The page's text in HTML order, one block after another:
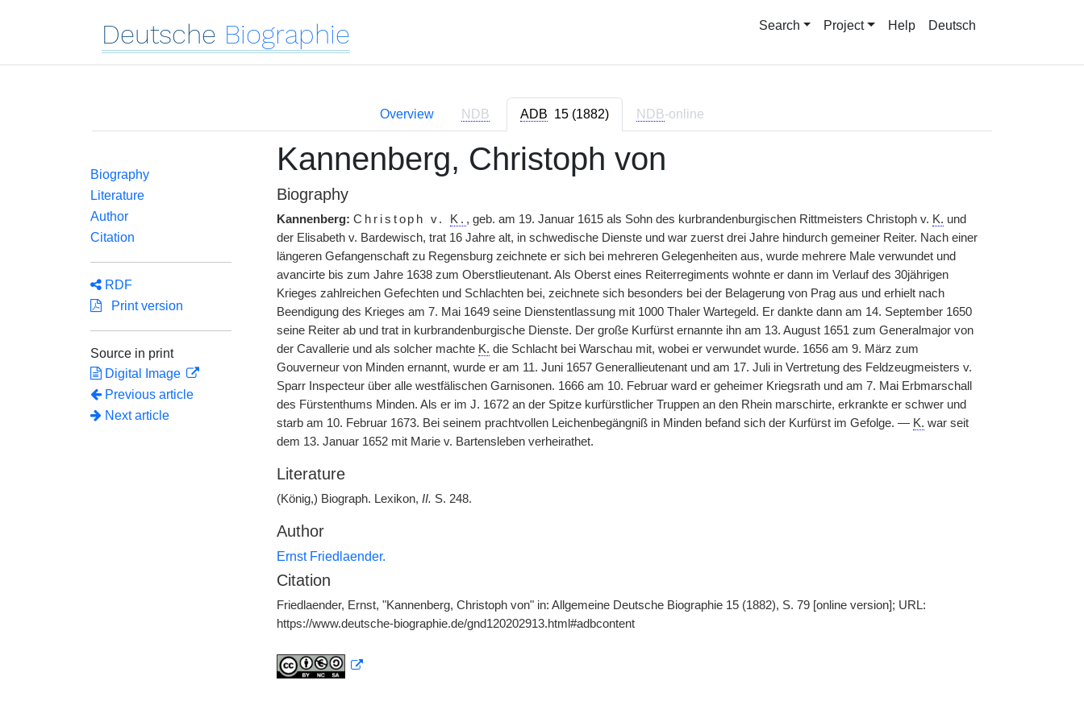
Deutsche Biographie Search Project Help Deutsch
Overview NDB ADB 15 (1882) NDB-online
Biography
Literature
Author
Citation
RDF
Print version
Source in print
Digital Image
Previous article
Next article
Kannenberg, Christoph von
Biography
Kannenberg: Christoph v. K. , geb. am 19. Januar 1615 als Sohn des kurbrandenburgischen Rittmeisters Christoph v. K. und
der Elisabeth v. Bardewisch, trat 16 Jahre alt, in schwedische Dienste und war zuerst drei Jahre hindurch gemeiner Reiter. Nach einer
längeren Gefangenschaft zu Regensburg zeichnete er sich bei mehreren Gelegenheiten aus, wurde mehrere Male verwundet und
avancirte bis zum Jahre 1638 zum Oberstlieutenant. Als Oberst eines Reiterregiments wohnte er dann im Verlauf des 30jährigen
Krieges zahlreichen Gefechten und Schlachten bei, zeichnete sich besonders bei der Belagerung von Prag aus und erhielt nach
Beendigung des Krieges am 7. Mai 1649 seine Dienstentlassung mit 1000 Thaler Wartegeld. Er dankte dann am 14. September 1650
seine Reiter ab und trat in kurbrandenburgische Dienste. Der große Kurfürst ernannte ihn am 13. August 1651 zum Generalmajor von
der Cavallerie und als solcher machte K. die Schlacht bei Warschau mit, wobei er verwundet wurde. 1656 am 9. März zum
Gouverneur von Minden ernannt, wurde er am 11. Juni 1657 Generallieutenant und am 17. Juli in Vertretung des Feldzeugmeisters v.
Sparr Inspecteur über alle westfälischen Garnisonen. 1666 am 10. Februar ward er geheimer Kriegsrath und am 7. Mai Erbmarschall
des Fürstenthums Minden. Als er im J. 1672 an der Spitze kurfürstlicher Truppen an den Rhein marschirte, erkrankte er schwer und
starb am 10. Februar 1673. Bei seinem prachtvollen Leichenbegängniß in Minden befand sich der Kurfürst im Gefolge. — K. war seit
dem 13. Januar 1652 mit Marie v. Bartensleben verheirathet.
Literature
(König,) Biograph. Lexikon, II. S. 248.
Author
Ernst Friedlaender.
Citation
Friedlaender, Ernst, "Kannenberg, Christoph von" in: Allgemeine Deutsche Biographie 15 (1882), S. 79 [online version]; URL:
https://www.deutsche-biographie.de/gnd120202913.html#adbcontent